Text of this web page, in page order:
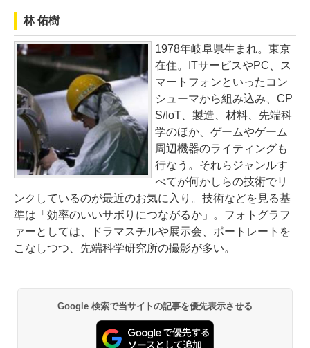
林 佑樹
1978年岐阜県生まれ。東京
在住。ITサービスやPC、ス
マートフォンといったコン
シューマから組み込み、CP
S/IoT、製造、材料、先端科
学のほか、ゲームやゲーム
周辺機器のライティングも
行なう。それらジャンルす
べてが何かしらの技術でリ
ンクしているのが最近のお気に入り。技術などを見る基
準は「効率のいいサボりにつながるか」。フォトグラフ
ァーとしては、ドラマスチルや展示会、ポートレートを
こなしつつ、先端科学研究所の撮影が多い。
Google 検索で当サイトの記事を優先表示させる